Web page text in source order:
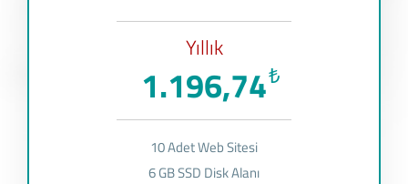
Yıllık
₺
1.196,74
10 Adet Web Sitesi
6 GB SSD Disk Alanı